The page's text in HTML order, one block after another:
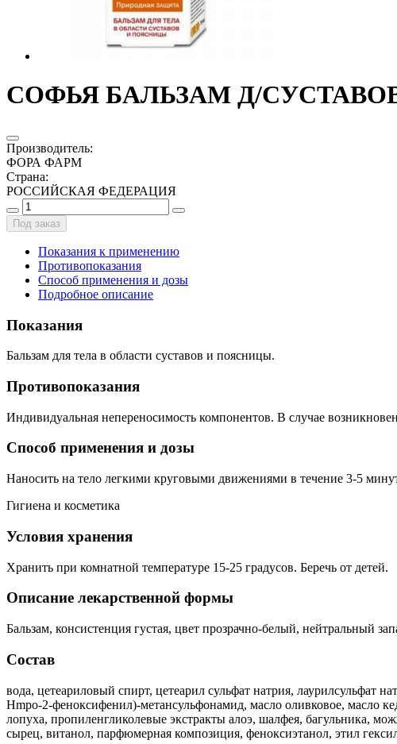
СОФЬЯ БАЛЬЗАМ Д/
Производитель:
ФОРА ФАРМ
Страна:
РОССИЙСКАЯ ФЕДЕРАЦИЯ
Под заказ
Показания к применению
Противопоказания
Способ применения и дозы
Подробное описание
Показания
Бальзам для тела в области суставов и поясницы.
Противопоказания
Индивидуальная непереносимость компонентов. В случае
Способ применения и дозы
Наносить на тело легкими круговыми движениями в течение 3-5
Гигиена и косметика
Условия хранения
Хранить при комнатной температуре 15-25 градусов. Беречь от детей.
Описание лекарственной формы
Бальзам, консистенция густая, цвет прозрачно-белый, нейтральный
Состав
вода, цетеариловый спирт, цетеарил сульфат натрия,
Hmpo-2-феноксифенил)-метансульфонамид, масло оливковое, масло
лопуха, пропиленгликолевые экстракты алоэ, шалфея, багульника,
сырец, витанол, парфюмерная композиция, феноксиэтанол, этил